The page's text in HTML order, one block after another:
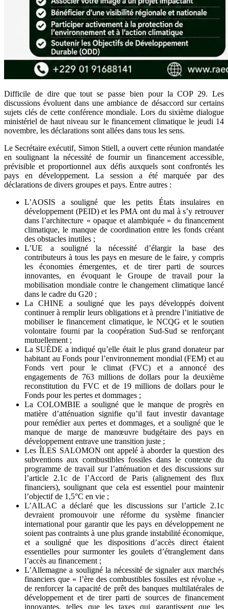
Difficile de dire que tout se passe bien pour la COP 29. Les
discussions évoluent dans une ambiance de désaccord sur certains
sujets clés de cette conférence mondiale. Lors du sixième dialogue
ministériel de haut niveau sur le financement climatique le jeudi 14
novembre, les déclarations sont allées dans tous les sens.
Le Secrétaire exécutif, Simon Stiell, a ouvert cette réunion mandatée
en soulignant la nécessité de fournir un financement accessible,
prévisible et proportionnel aux défis auxquels sont confrontés les
pays en développement. La session a été marquée par des
déclarations de divers groupes et pays. Entre autres :
L’AOSIS a souligné que les petits États insulaires en
développement (PEID) et les PMA ont du mal à s’y retrouver
dans l’architecture « opaque et alambiquée » du financement
climatique, le manque de coordination entre les fonds créant
des obstacles inutiles ;
L’UE a souligné la nécessité d’élargir la base des
contributeurs à tous les pays en mesure de le faire, y compris
les économies émergentes, et de tirer parti de sources
innovantes, en évoquant le Groupe de travail pour la
mobilisation mondiale contre le changement climatique lancé
dans le cadre du G20 ;
La CHINE a souligné que les pays développés doivent
continuer à remplir leurs obligations et à prendre l’initiative de
mobiliser le financement climatique, le NCQG et le soutien
volontaire fourni par la coopération Sud-Sud se renforçant
mutuellement ;
La SUÈDE a indiqué qu’elle était le plus grand donateur par
habitant au Fonds pour l’environnement mondial (FEM) et au
Fonds vert pour le climat (FVC) et a annoncé des
engagements de 763 millions de dollars pour la deuxième
reconstitution du FVC et de 19 millions de dollars pour le
Fonds pour les pertes et dommages ;
La COLOMBIE a souligné que le manque de progrès en
matière d’atténuation signifie qu’il faut investir davantage
pour remédier aux pertes et dommages, et a souligné que le
manque de marge de manœuvre budgétaire des pays en
développement entrave une transition juste ;
Les ÎLES SALOMON ont appelé à aborder la question des
subventions aux combustibles fossiles dans le contexte du
programme de travail sur l’atténuation et des discussions sur
l’article 2.1c de l’Accord de Paris (alignement des flux
financiers), soulignant que cela est essentiel pour maintenir
l’objectif de 1,5°C en vie ;
L’AILAC a déclaré que les discussions sur l’article 2.1c
devraient promouvoir une réforme du système financier
international pour garantir que les pays en développement ne
soient pas contraints à une plus grande instabilité économique,
et a souligné que les dispositions d’accès direct étaient
essentielles pour surmonter les goulets d’étranglement dans
l’accès au financement ;
L’Allemagne a souligné la nécessité de signaler aux marchés
financiers que « l’ère des combustibles fossiles est révolue »,
de renforcer la capacité de prêt des banques multilatérales de
développement et de tirer parti de sources de financement
innovantes, telles que les taxes qui garantissent que les